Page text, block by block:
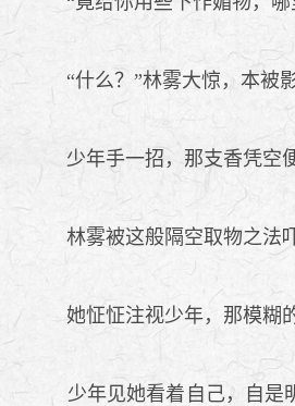
“什么？”林雾大惊，本被
少年手一招，那支香凭空
林雾被这般隔空取物之法
她怔怔注视少年，那模糊
少年见她看着自己，自是